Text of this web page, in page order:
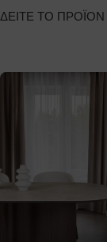
ΔΕΙΤΕ ΤΟ ΠΡΟΪΟΝ